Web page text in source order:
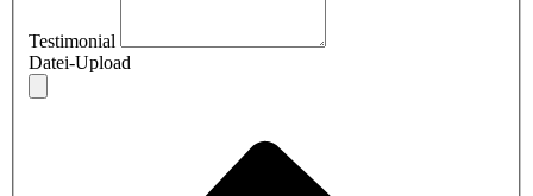
Testimonial
Datei-Upload